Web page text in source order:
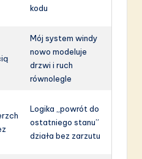
kodu
Mój system windy
nowo modeluje
drzwi i ruch
równolegle
Logika „powrót do
ostatniego stanu”
działa bez zarzutu